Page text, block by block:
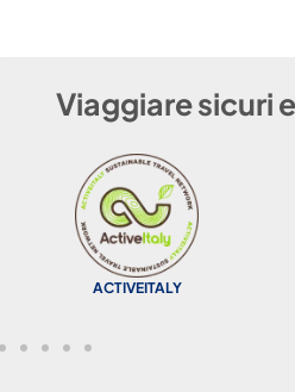
ACTIVEITALY